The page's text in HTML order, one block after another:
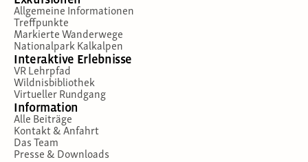
Allgemeine Informationen
Treffpunkte
Markierte Wanderwege
Nationalpark Kalkalpen
Interaktive Erlebnisse
VR Lehrpfad
Wildnisbibliothek
Virtueller Rundgang
Information
Alle Beiträge
Kontakt & Anfahrt
Das Team
Presse & Downloads